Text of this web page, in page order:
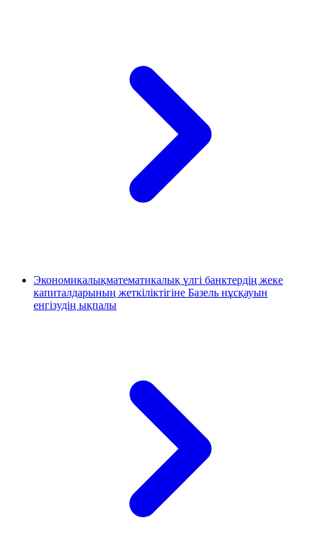
Экономикалықматематикалық үлгі банктердің жеке
капиталдарының жеткіліктігіне Базель нұсқауын
енгізудің ықпалы